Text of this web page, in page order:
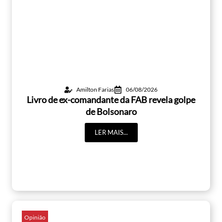
Amilton Farias 06/08/2026
Livro de ex-comandante da FAB revela golpe
de Bolsonaro
LER MAIS...
Opinião